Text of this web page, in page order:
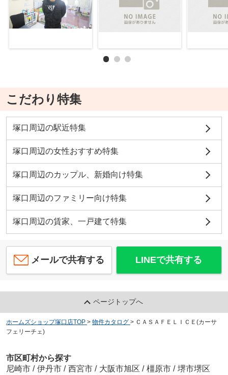
こだわり特集
塚口周辺の駅近特集
塚口周辺の女性おすすめ特集
塚口周辺のカップル、新婚向け特集
塚口周辺のファミリー向け特集
塚口周辺の賃家、一戸建て特集
メールで共有する LINEで共有する
ページトップへ
ホームズショップ塚口店TOP > 物件カタログ > ＣＡＳＡＦＥＬＩＣＥ(カーサ
フェリーチェ)
市区町村から探す
尼崎市 / 伊丹市 / 西宮市 / 大阪市旭区 / 橿原市 / 堺市堺区